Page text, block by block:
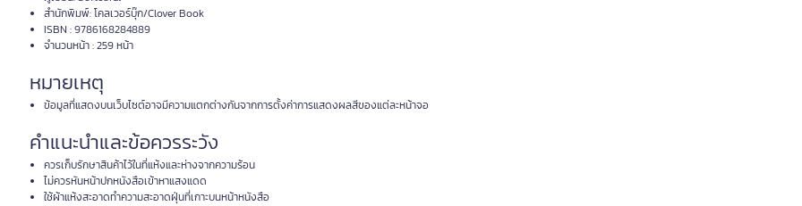
สำนักพิมพ์: โคลเวอร์บุ๊ก/Clover Book
ISBN : 9786168284889
จำนวนหน้า : 259 หน้า
หมายเหตุ
ข้อมูลที่แสดงบนเว็บไซต์อาจมีความแตกต่างกันจากการตั้งค่าการแสดงผลสีของแต่ละหน้าจอ
คำแนะนำและข้อควรระวัง
ควรเก็บรักษาสินค้าไว้ในที่แห้งและห่างจากความร้อน
ไม่ควรหันหน้าปกหนังสือเข้าหาแสงแดด
ใช้ผ้าแห้งสะอาดทำความสะอาดฝุ่นที่เกาะบนหน้าหนังสือ